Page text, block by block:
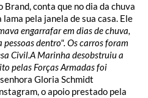
conta que no dia da chuva
pela janela de sua casa. Ele
engarrafar em dias de chuva,
dentro". Os carros foram
Civil.A Marinha desobstruiu a
pelas Forças Armadas foi
Gloria Schmidt
o apoio prestado pela